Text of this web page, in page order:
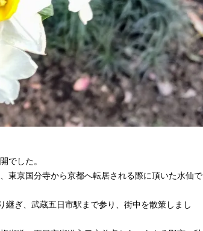
でした。
東京国分寺から京都へ転居される際に頂いた水仙で
継ぎ、武蔵五日市駅まで参り、街中を散策しまし